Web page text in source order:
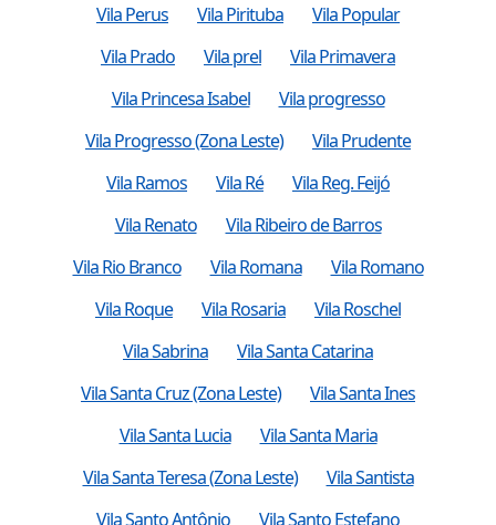
Vila Perus
Vila Pirituba
Vila Popular
Vila Prado
Vila prel
Vila Primavera
Vila Princesa Isabel
Vila progresso
Vila Progresso (Zona Leste)
Vila Prudente
Vila Ramos
Vila Ré
Vila Reg. Feijó
Vila Renato
Vila Ribeiro de Barros
Vila Rio Branco
Vila Romana
Vila Romano
Vila Roque
Vila Rosaria
Vila Roschel
Vila Sabrina
Vila Santa Catarina
Vila Santa Cruz (Zona Leste)
Vila Santa Ines
Vila Santa Lucia
Vila Santa Maria
Vila Santa Teresa (Zona Leste)
Vila Santista
Vila Santo Antônio
Vila Santo Estefano